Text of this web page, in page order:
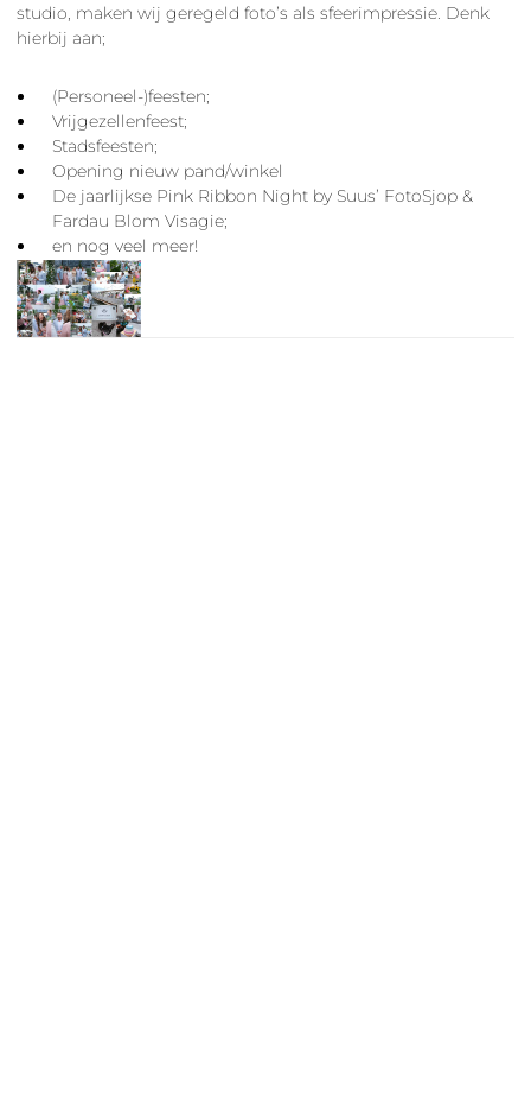
studio, maken wij geregeld foto’s als sfeerimpressie. Denk
hierbij aan;
(Personeel-)feesten;
Vrijgezellenfeest;
Stadsfeesten;
Opening nieuw pand/winkel
De jaarlijkse Pink Ribbon Night by Suus’ FotoSjop &
Fardau Blom Visagie;
en nog veel meer!